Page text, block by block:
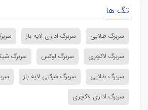
تگ ها
سربرگ طلایی سربرگ اداری لایه باز
سربرگ لاکچری
سربرگ لوکس سربرگ
سربرگ طلایی
سربرگ شرکتی لایه باز
سربرگ اداری لاکچری